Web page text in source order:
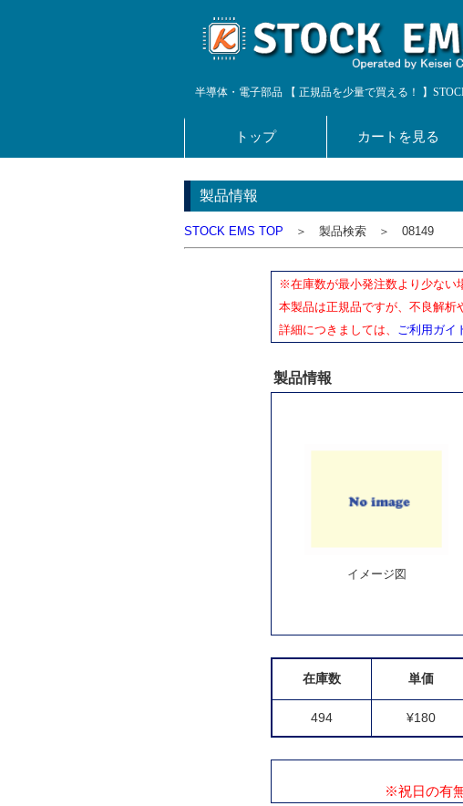
半導体・電子部品 【 正規品を少量で買える！ 】
トップ カートを見る
製品情報
STOCK EMS TOP ＞ 製品検索 ＞ 08149
※在庫数が最小発注数より少ない
本製品は正規品ですが、不良解析
詳細につきましては、 ご利用ガイ
製品情報
イメージ図
在庫数 単価
494 ¥180
※祝日の有